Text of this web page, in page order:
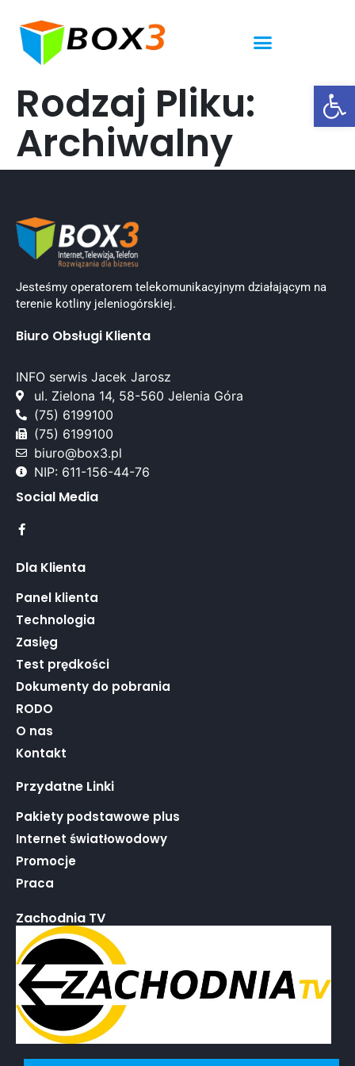
Rodzaj Pliku:
Archiwalny
Jesteśmy operatorem telekomunikacyjnym działającym na
terenie kotliny jeleniogórskiej.
Biuro Obsługi Klienta
INFO serwis Jacek Jarosz
ul. Zielona 14, 58-560 Jelenia Góra
(75) 6199100
(75) 6199100
biuro@box3.pl
NIP: 611-156-44-76
Social Media
Dla Klienta
Panel klienta
Technologia
Zasięg
Test prędkości
Dokumenty do pobrania
RODO
O nas
Kontakt
Przydatne Linki
Pakiety podstawowe plus
Internet światłowodowy
Promocje
Praca
Zachodnia TV